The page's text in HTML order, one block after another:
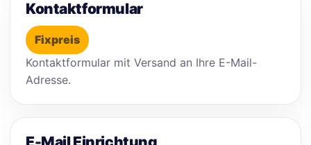
Kontaktformular
Fixpreis
Kontaktformular mit Versand an Ihre E-Mail-
Adresse.